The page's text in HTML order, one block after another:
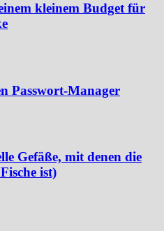
kleinem Budget für
Passwort-Manager
Gefäße, mit denen die
ist)